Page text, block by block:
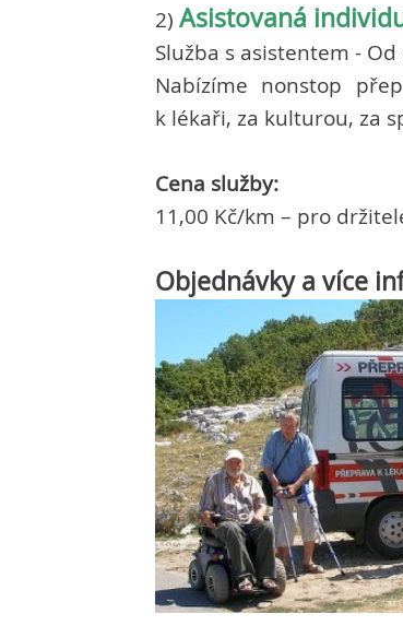
2) Asistovaná
Služba s asistentem -
Nabízíme nonstop
k lékaři, za kulturou, za
Cena služby:
11,00 Kč/km – pro
Objednávky a více